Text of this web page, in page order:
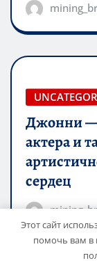
Джонни —
актера и
сердец
Этот сайт
помочь вам в